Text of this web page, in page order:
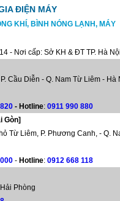
ĐIỆN MÁY
KHÍ, BÌNH NÓNG LẠNH, MÁY
- Nơi cấp: Sở KH & ĐT TP. Hà Nội
Cầu Diễn - Q. Nam Từ Liêm - Hà
- Hotline: 0911 990 880
Gòn]
Từ Liêm, P. Phương Canh, - Q.
-Hotline: 0912 668 118
Phòng